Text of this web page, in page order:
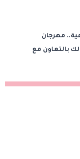
مهرجان
بالتعاون مع